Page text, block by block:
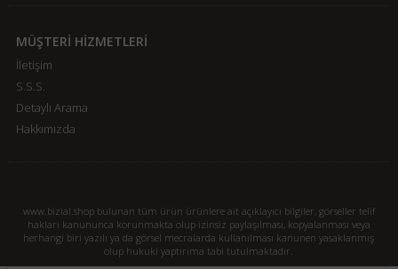
MÜŞTERİ HİZMETLERİ
İletişim
S.S.S.
Detaylı Arama
Hakkımızda
www.bizial.shop bulunan tüm ürün ürünlere ait açıklayıcı bilgiler, görseller telif
hakları kanununca korunmakta olup izinsiz paylaşılması, kopyalanması veya
herhangi biri yazılı ya da görsel mecralarda kullanılması kanunen yasaklanmış
olup hukuki yaptırıma tabi tutulmaktadır.